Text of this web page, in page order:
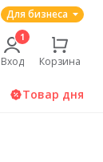
Для бизнеса
Вход Корзина
Товар дня